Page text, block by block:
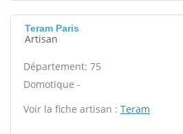
Teram Paris
Artisan
Département: 75
Domotique -
Voir la fiche artisan : Teram